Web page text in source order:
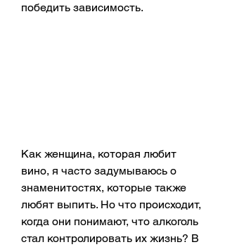
победить зависимость.
Как женщина, которая любит
вино, я часто задумываюсь о
знаменитостях, которые также
любят выпить. Но что происходит,
когда они понимают, что алкоголь
стал контролировать их жизнь? В